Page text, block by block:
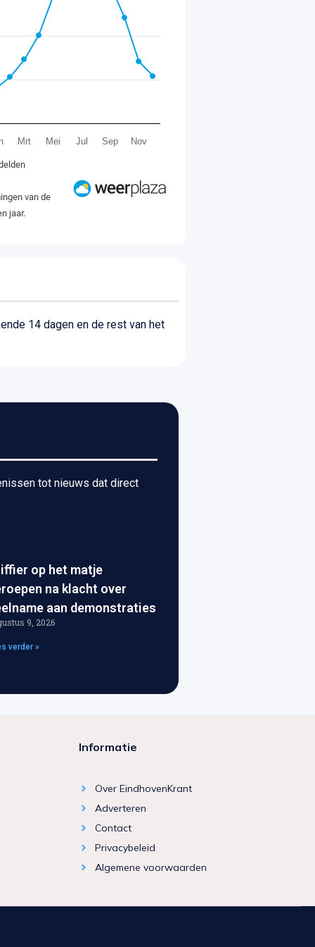
14 dagen en de rest van het
tot nieuws dat direct
op het matje
na klacht over
aan demonstraties
9, 2026
verder »
Informatie
Over EindhovenKrant
Adverteren
Contact
Privacybeleid
Algemene voorwaarden